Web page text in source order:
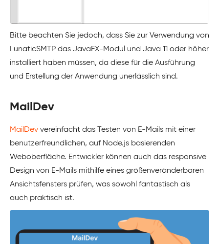
Bitte beachten Sie jedoch, dass Sie zur Verwendung von
LunaticSMTP das JavaFX-Modul und Java 11 oder höher
installiert haben müssen, da diese für die Ausführung
und Erstellung der Anwendung unerlässlich sind.
MailDev
MailDev vereinfacht das Testen von E-Mails mit einer
benutzerfreundlichen, auf Node.js basierenden
Weboberfläche. Entwickler können auch das responsive
Design von E-Mails mithilfe eines größenveränderbaren
Ansichtsfensters prüfen, was sowohl fantastisch als
auch praktisch ist.